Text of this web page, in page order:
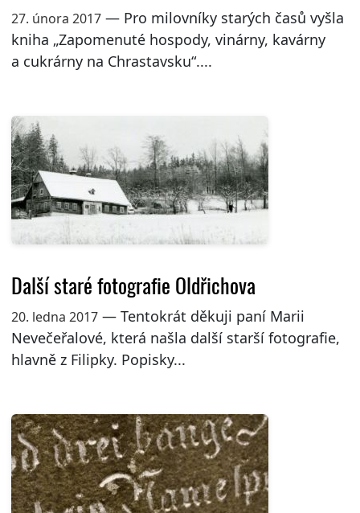
27. února 2017— Pro milovníky starých časů vyšla
kniha „Zapomenuté hospody, vinárny, kavárny
a cukrárny na Chrastavsku“....
Další staré fotografie Oldřichova
20. ledna 2017— Tentokrát děkuji paní Marii
Nevečeřalové, která našla další starší fotografie,
hlavně z Filipky. Popisky...